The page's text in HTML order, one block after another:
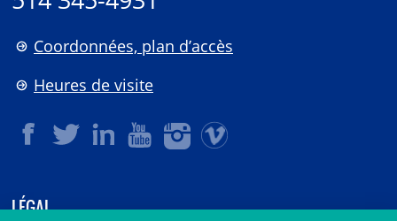
Coordonnées, plan d’accès
Heures de visite
LÉGAL